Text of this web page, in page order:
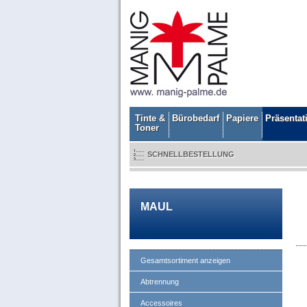
Tinte &
Toner
Bürobedarf Papiere
SCHNELLBESTELLUNG
MAUL
Gesamtsortiment anzeigen
Abtrennung
Accessoires